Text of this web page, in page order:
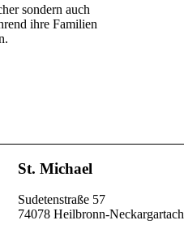
sondern auch
ihre Familien
St. Michael
Sudetenstraße 57
74078 Heilbronn-Neckargartach